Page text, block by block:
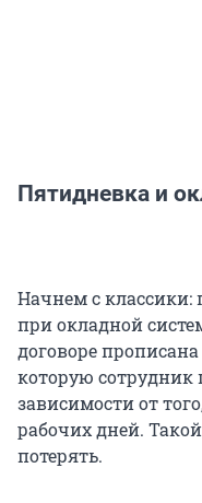
Пятидневка и
Начнем с классики:
при окладной
договоре
которую сотрудник
зависимости от
рабочих дней.
потерять.